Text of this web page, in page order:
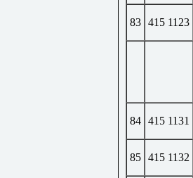
83 415 1123
84 415 1131
85 415 1132